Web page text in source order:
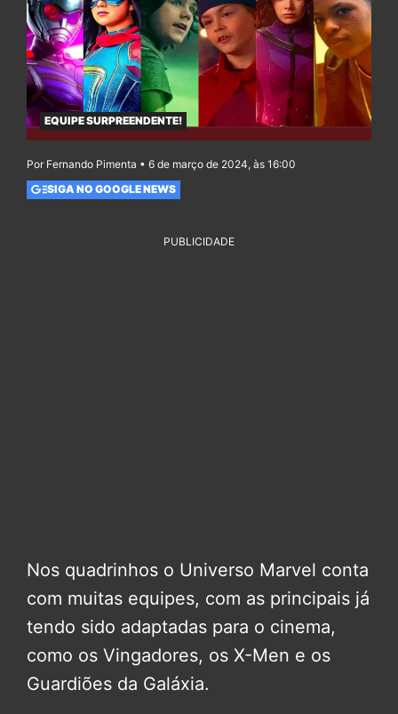
EQUIPE SURPREENDENTE!
Por Fernando Pimenta • 6 de março de 2024, às 16:00
SIGA NO GOOGLE NEWS
PUBLICIDADE
Nos quadrinhos o Universo Marvel conta
com muitas equipes, com as principais já
tendo sido adaptadas para o cinema,
como os Vingadores, os X-Men e os
Guardiões da Galáxia.